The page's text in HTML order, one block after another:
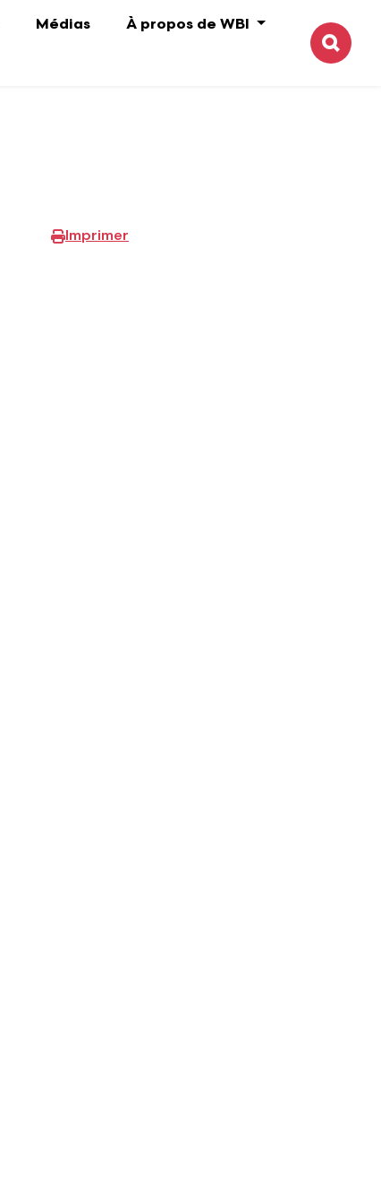
Médias
À propos de WBI
Imprimer